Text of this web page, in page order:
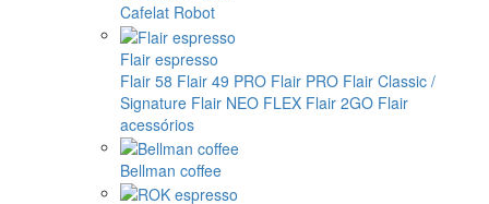
Cafelat Robot
Flair espresso
Flair 58 Flair 49 PRO Flair PRO Flair Classic /
Signature Flair NEO FLEX Flair 2GO Flair
acessórios
Bellman coffee